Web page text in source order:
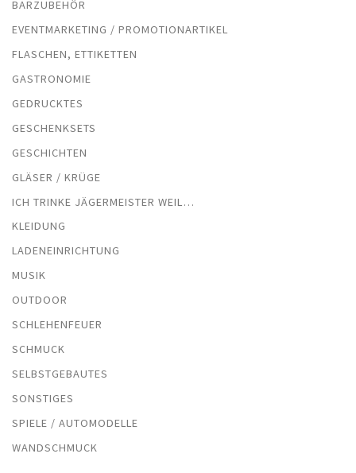
BARZUBEHÖR
EVENTMARKETING / PROMOTIONARTIKEL
FLASCHEN, ETTIKETTEN
GASTRONOMIE
GEDRUCKTES
GESCHENKSETS
GESCHICHTEN
GLÄSER / KRÜGE
ICH TRINKE JÄGERMEISTER WEIL…
KLEIDUNG
LADENEINRICHTUNG
MUSIK
OUTDOOR
SCHLEHENFEUER
SCHMUCK
SELBSTGEBAUTES
SONSTIGES
SPIELE / AUTOMODELLE
WANDSCHMUCK